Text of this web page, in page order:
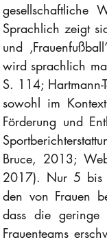
gesellschaftliche
Sprachlich zeigt
und
wird sprachlich
S. 114;
sowohl im
Förderung und
Bruce, 2013;
2017). Nur 5 bis
den von Frauen
dass die geringe
Frauenteams